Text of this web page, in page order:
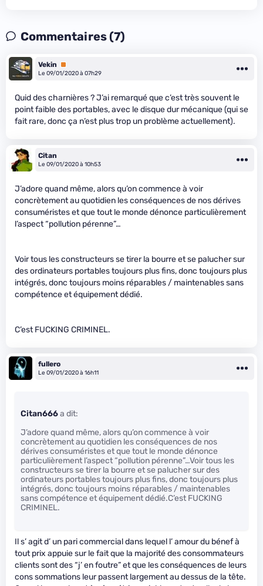
Commentaires (7)
Vekin
Premium
Le 09/01/2020 à 07h29
Quid des charnières ? J’ai remarqué que c’est très souvent le
point faible des portables, avec le disque dur mécanique (qui se
fait rare, donc ça n’est plus trop un problème actuellement).
Citan
Le 09/01/2020 à 10h53
J’adore quand même, alors qu’on commence à voir
concrètement au quotidien les conséquences de nos dérives
consuméristes et que tout le monde dénonce particulièrement
l’aspect “pollution pérenne”…
Voir tous les constructeurs se tirer la bourre et se palucher sur
des ordinateurs portables toujours plus fins, donc toujours plus
intégrés, donc toujours moins réparables / maintenables sans
compétence et équipement dédié.
C’est FUCKING CRIMINEL.
fullero
Le 09/01/2020 à 16h11
Citan666a dit:
J’adore quand même, alors qu’on commence à voir
concrètement au quotidien les conséquences de nos
dérives consuméristes et que tout le monde dénonce
particulièrement l’aspect “pollution pérenne”…Voir tous les
constructeurs se tirer la bourre et se palucher sur des
ordinateurs portables toujours plus fins, donc toujours plus
intégrés, donc toujours moins réparables / maintenables
sans compétence et équipement dédié.C’est FUCKING
CRIMINEL.
Il s’ agit d’ un pari commercial dans lequel l’ amour du bénef à
tout prix appuie sur le fait que la majorité des consommateurs
clients sont des “j’ en foutre” et que les conséquences de leurs
cons sommations leur passent largement au dessus de la tête.